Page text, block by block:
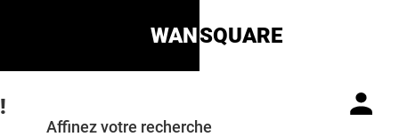
WANSQUARE
!
Affinez votre recherche